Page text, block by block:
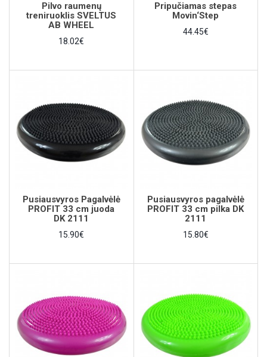
Pilvo raumenų
treniruoklis SVELTUS
AB WHEEL
18.02€
Pripučiamas stepas
Movin‘Step
44.45€
Pusiausvyros Pagalvėlė
PROFIT 33 cm juoda
DK 2111
15.90€
Pusiausvyros pagalvėlė
PROFIT 33 cm pilka DK
2111
15.80€